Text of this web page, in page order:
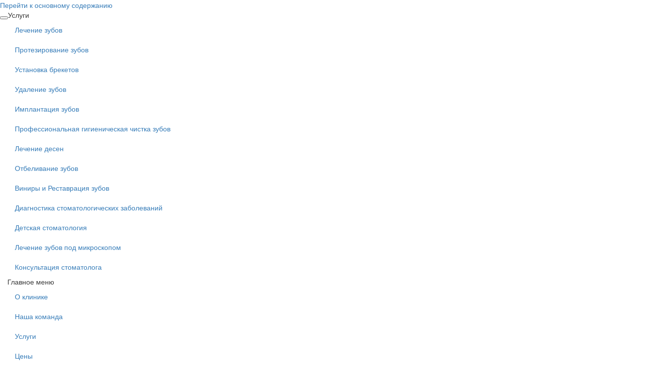
Перейти к основному содержанию
Услуги
Лечение зубов
Протезирование зубов
Установка брекетов
Удаление зубов
Имплантация зубов
Профессиональная гигиеническая чистка зубов
Лечение десен
Отбеливание зубов
Виниры и Реставрация зубов
Диагностика стоматологических заболеваний
Детская стоматология
Лечение зубов под микроскопом
Консультация стоматолога
Главное меню
О клинике
Наша команда
Услуги
Цены